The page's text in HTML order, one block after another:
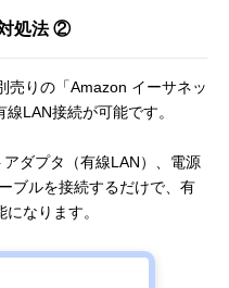
処法 ②
売りの「Amazon イーサネッ
LAN接続が可能です。
ダプタ（有線LAN）、電源
ブルを接続するだけで、有
なります。